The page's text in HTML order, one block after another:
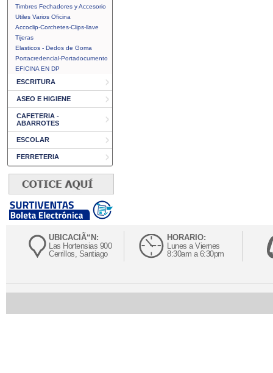
Timbres Fechadores y Accesorio
Utiles Varios Oficina
Accoclip-Corchetes-Clips-llave
Tijeras
Elasticos - Dedos de Goma
Portacredencial-Portadocumento
EFICINA EN DP
ESCRITURA
ASEO E HIGIENE
CAFETERIA -
ABARROTES
ESCOLAR
FERRETERIA
UBICACIÃ“N:
Las Hortensias 900
Cerrillos, Santiago
HORARIO:
Lunes a Viernes
8:30am a 6:30pm